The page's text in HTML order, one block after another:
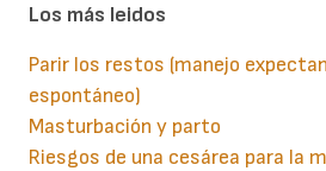
Los más leidos
Parir los restos (manejo
espontáneo)
Masturbación y parto
Riesgos de una cesárea para la